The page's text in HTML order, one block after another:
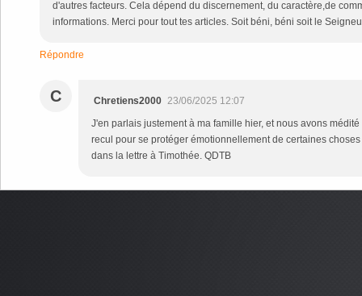
d'autres facteurs. Cela dépend du discernement, du caractère,de
informations. Merci pour tout tes articles. Soit béni, béni soit le
Répondre
C Chretiens2000 23/06/2025 12:07
J'en parlais justement à ma famille hier, et nous avons
recul pour se protéger émotionnellement de certaines
dans la lettre à Timothée. QDTB